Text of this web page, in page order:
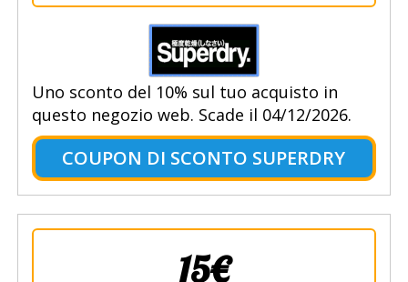
Uno sconto del 10% sul tuo acquisto in
questo negozio web. Scade il 04/12/2026.
COUPON DI SCONTO SUPERDRY
15€